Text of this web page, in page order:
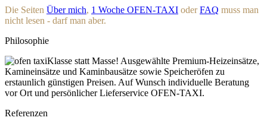
Die Seiten Über mich, 1 Woche OFEN-TAXI oderFAQ muss man
nicht lesen - darf man aber.
Philosophie
Klasse statt Masse! Ausgewählte Premium-Heizeinsätze,
Kamineinsätze und Kaminbausätze sowie Speicheröfen zu
erstaunlich günstigen Preisen. Auf Wunsch individuelle Beratung
vor Ort und persönlicher Lieferservice OFEN-TAXI.
Referenzen